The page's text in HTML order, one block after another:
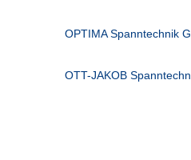
OPTIMA Spanntechnik
OTT-JAKOB